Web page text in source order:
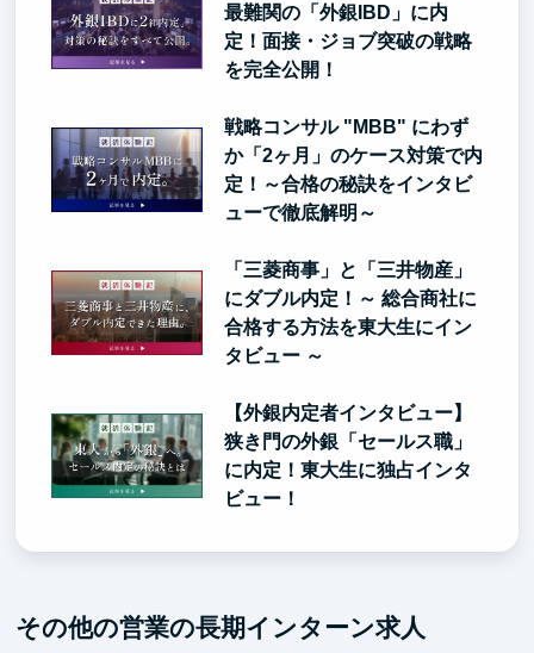
最難関の「外銀IBD」に内
定！面接・ジョブ突破の戦略
を完全公開！
戦略コンサル "MBB" にわず
か「2ヶ月」のケース対策で内
定！～合格の秘訣をインタビ
ューで徹底解明～
「三菱商事」と「三井物産」
にダブル内定！～ 総合商社に
合格する方法を東大生にイン
タビュー ～
【外銀内定者インタビュー】
狭き門の外銀「セールス職」
に内定！東大生に独占インタ
ビュー！
その他の営業の長期インターン求人